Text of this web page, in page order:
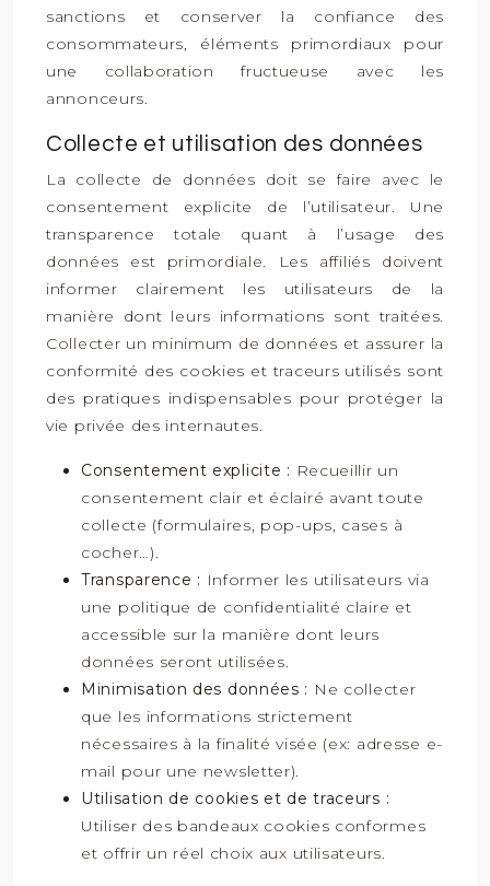
sanctions et conserver la confiance des
consommateurs, éléments primordiaux pour
une collaboration fructueuse avec les
annonceurs.
Collecte et utilisation des données
La collecte de données doit se faire avec le
consentement explicite de l’utilisateur. Une
transparence totale quant à l’usage des
données est primordiale. Les affiliés doivent
informer clairement les utilisateurs de la
manière dont leurs informations sont traitées.
Collecter un minimum de données et assurer la
conformité des cookies et traceurs utilisés sont
des pratiques indispensables pour protéger la
vie privée des internautes.
Consentement explicite : Recueillir un
consentement clair et éclairé avant toute
collecte (formulaires, pop-ups, cases à
cocher…).
Transparence : Informer les utilisateurs via
une politique de confidentialité claire et
accessible sur la manière dont leurs
données seront utilisées.
Minimisation des données : Ne collecter
que les informations strictement
nécessaires à la finalité visée (ex: adresse e-
mail pour une newsletter).
Utilisation de cookies et de traceurs :
Utiliser des bandeaux cookies conformes
et offrir un réel choix aux utilisateurs.